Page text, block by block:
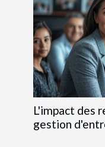
L'impact des
gestion